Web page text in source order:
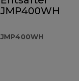
JMP400WH
JMP400WH